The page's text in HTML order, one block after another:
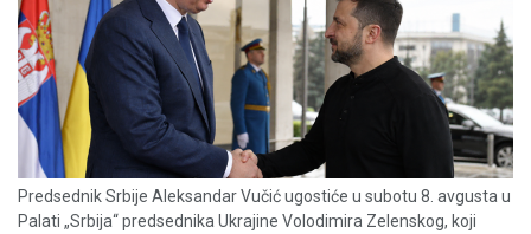
Predsednik Srbije Aleksandar Vučić ugostiće u subotu 8. avgusta u
Palati „Srbija“ predsednika Ukrajine Volodimira Zelenskog, koji